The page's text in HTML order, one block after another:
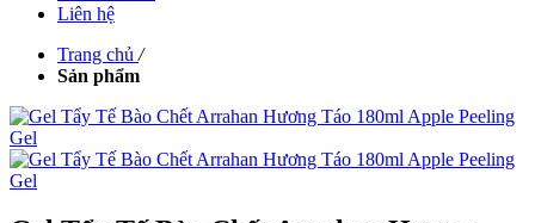
Liên hệ
Trang chủ /
Sản phẩm